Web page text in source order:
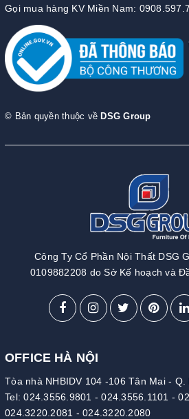
Gọi mua hàng KV Miền Nam:
© Bản quyền thuộc về DSG Group
Công Ty Cổ Phần Nội Thất DSG
0109882208 do Sở Kế hoạch và
OFFICE HÀ NỘI
Tòa nhà NHBIDV 104 -106 Tân Mai -
Tel:024.3556.9801 -024.3556.1101 -
024.3220.2081 - 024.3220.2080